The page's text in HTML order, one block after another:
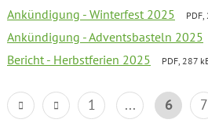
Ankündigung - Winterfest 2025
Ankündigung - Adventsbasteln 2025
Bericht - Herbstferien 2025 PDF, 287
1 ... 6 7